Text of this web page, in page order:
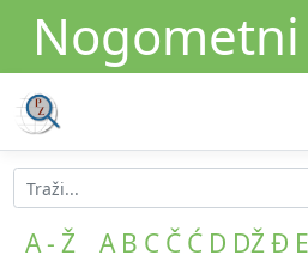
A - Ž A B C Č Ć D DŽĐ E